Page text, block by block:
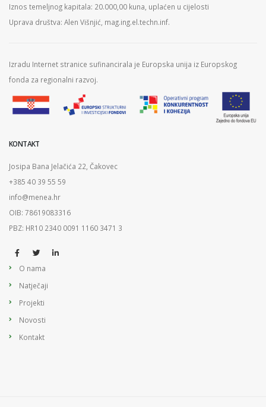
Iznos temeljnog kapitala: 20.000,00 kuna, uplaćen u cijelosti
Uprava društva: Alen Višnjić, mag.ing.el.techn.inf.
Izradu Internet stranice sufinancirala je Europska unija iz Europskog
fonda za regionalni razvoj.
KONTAKT
Josipa Bana Jelačića 22, Čakovec
+385 40 39 55 59
info@menea.hr
OIB: 78619083316
PBZ: HR10 2340 0091 1160 3471 3
O nama
Natječaji
Projekti
Novosti
Kontakt